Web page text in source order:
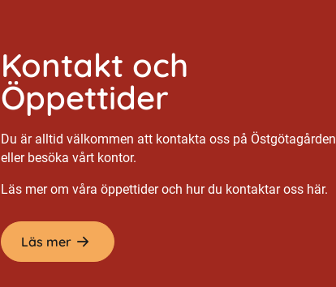
Kontakt och
Öppettider
Du är alltid välkommen att kontakta oss på Östgötagården
eller besöka vårt kontor.
Läs mer om våra öppettider och hur du kontaktar oss här.
Läs mer